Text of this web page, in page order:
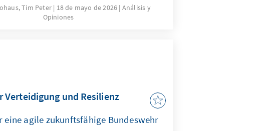
und Wettbewerbsfähigkeit,
Ausrichtung der Mitgliedstaaten
und quantitativer Indikatoren gibt sie
in aktuelle Trends und
Tim Peter 18 de mayo de 2026 Análisis y
Opiniones
Verteidigung und Resilienz
eine agile zukunftsfähige Bundeswehr